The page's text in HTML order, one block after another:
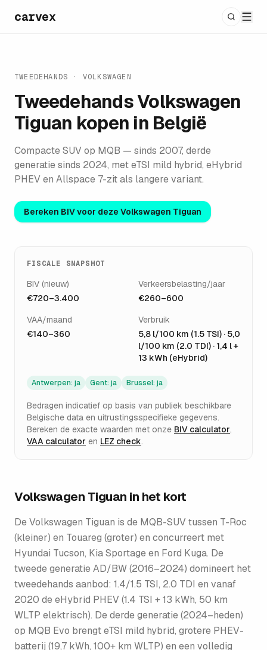
carvex
TWEEDEHANDS · VOLKSWAGEN
TweedehandsVolkswagen
Tiguan kopen in België
Compacte SUV op MQB — sinds 2007, derde
generatie sinds 2024, met eTSI mild hybrid, eHybrid
PHEV en Allspace 7-zit als langere variant.
Bereken BIV voor deze Volkswagen Tiguan
FISCALE SNAPSHOT
BIV (nieuw)
€720–3.400
Verkeersbelasting/jaar
€260–600
VAA/maand
€140–360
Verbruik
5,8 l/100 km (1.5 TSI) · 5,0
l/100 km (2.0 TDI) · 1,4 l +
13 kWh (eHybrid)
Antwerpen: ja Gent: ja Brussel: ja
Bedragen indicatief op basis van publiek beschikbare
Belgische data en uitrustingsspecifieke gegevens.
Bereken de exacte waarden met onze BIV calculator,
VAA calculator en LEZ check.
Volkswagen Tiguan in het kort
De Volkswagen Tiguan is de MQB-SUV tussen T-Roc
(kleiner) en Touareg (groter) en concurreert met
Hyundai Tucson, Kia Sportage en Ford Kuga. De
tweede generatie AD/BW (2016–2024) domineert het
tweedehands aanbod: 1.4/1.5 TSI, 2.0 TDI en vanaf
2020 de eHybrid PHEV (1.4 TSI + 13 kWh, 50 km
WLTP elektrisch). De derde generatie (2024–heden)
op MQB Evo brengt eTSI mild hybrid, grotere PHEV-
batterij (19,7 kWh, 100+ km WLTP) en een volledig